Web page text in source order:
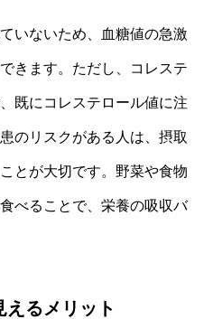
いないため、血糖値の急激
きます。ただし、コレステ
既にコレステロール値に注
のリスクがある人は、摂取
とが大切です。野菜や食物
べることで、栄養の吸収バ
るメリット